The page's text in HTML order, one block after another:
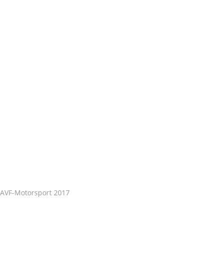
AVF-Motorsport 2017